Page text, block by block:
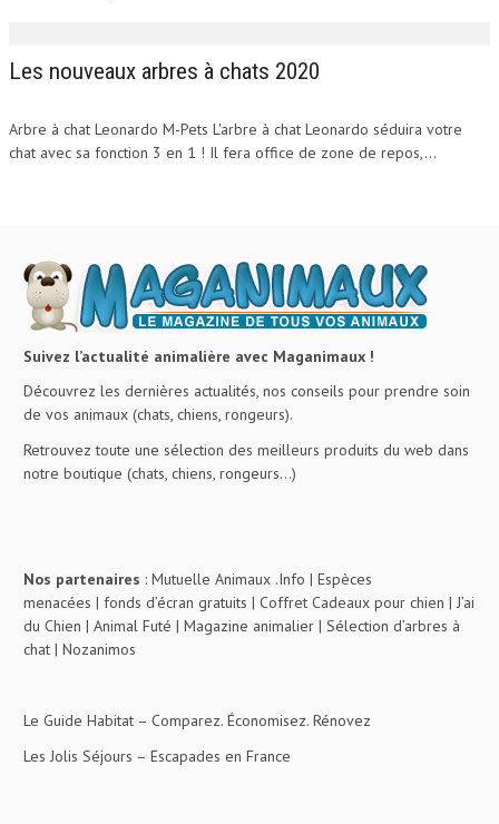
Les nouveaux arbres à chats 2020
Arbre à chat Leonardo M-Pets L'arbre à chat Leonardo séduira votre
chat avec sa fonction 3 en 1 ! Il fera office de zone de repos,...
Suivez l’actualité animalière avec Maganimaux !
Découvrez les dernières actualités, nos conseils pour prendre soin
de vos animaux (chats, chiens, rongeurs).
Retrouvez toute une sélection des meilleurs produits du web dans
notre boutique (chats, chiens, rongeurs…)
Nos partenaires : Mutuelle Animaux .Info | Espèces
menacées | fonds d’écran gratuits | Coffret Cadeaux pour chien | J’ai
du Chien | Animal Futé | Magazine animalier | Sélection d’arbres à
chat | Nozanimos
Le Guide Habitat – Comparez. Économisez. Rénovez
Les Jolis Séjours – Escapades en France